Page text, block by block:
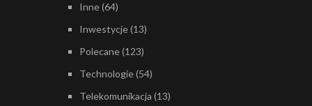
Inne(64)
Inwestycje(13)
Polecane(123)
Technologie(54)
Telekomunikacja (13)